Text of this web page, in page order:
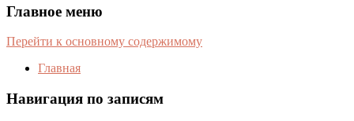
Главное меню
Перейти к основному содержимому
Главная
Навигация по записям